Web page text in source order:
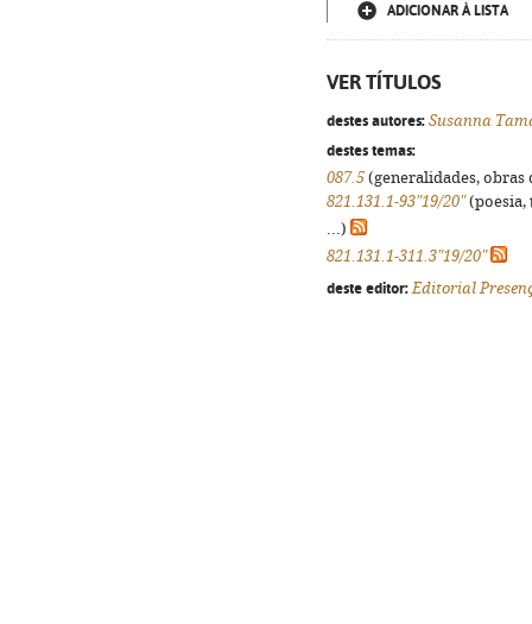
ADICIONAR À LISTA
VER TÍTULOS
destes autores: Susanna
destes temas:
087.5 (generalidades,
821.131.1-93"19/20"(poesia,
...)
821.131.1-311.3"19/20"
deste editor: Editorial